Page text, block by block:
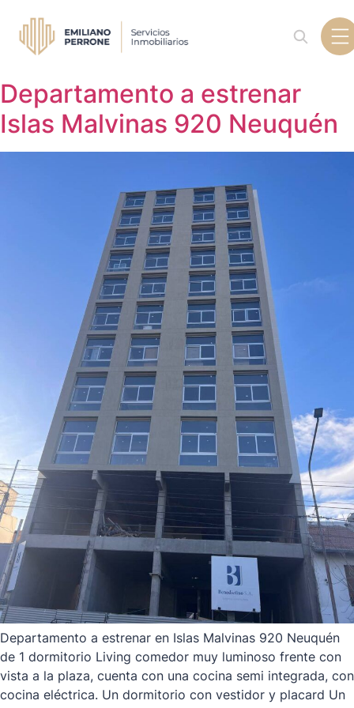
Departamento a estrenar
Islas Malvinas 920 Neuquén
Departamento a estrenar en Islas Malvinas 920 Neuquén
de 1 dormitorio Living comedor muy luminoso frente con
vista a la plaza, cuenta con una cocina semi integrada, con
cocina eléctrica. Un dormitorio con vestidor y placard Un